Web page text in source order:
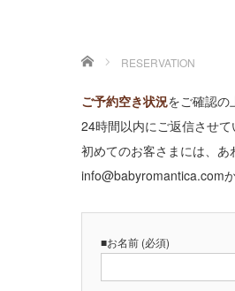
ホーム RESERVATION
ご予約空き状況をご確認の
24時間以内にご返信させ
初めてのお客さまには、あ
info@babyromantica.com
■お名前 (必須)